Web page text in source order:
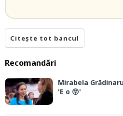
Citește tot bancul
Recomandări
Mirabela
'E o 😲'